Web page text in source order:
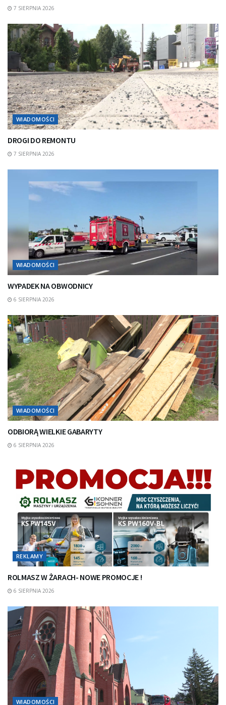
7 SIERPNIA 2026
WIADOMOŚCI
DROGI DO REMONTU
7 SIERPNIA 2026
WIADOMOŚCI
WYPADEK NA OBWODNICY
6 SIERPNIA 2026
WIADOMOŚCI
ODBIORĄ WIELKIE GABARYTY
6 SIERPNIA 2026
REKLAMY
ROLMASZ W ŻARACH- NOWE PROMOCJE !
6 SIERPNIA 2026
WIADOMOŚCI